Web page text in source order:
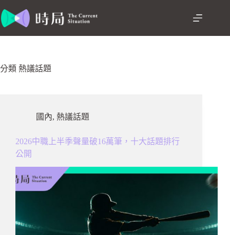
至
容
分類 熱議話題
國內, 熱議話題
2026中職上半季聲量破16萬筆，十大話題排行
公開